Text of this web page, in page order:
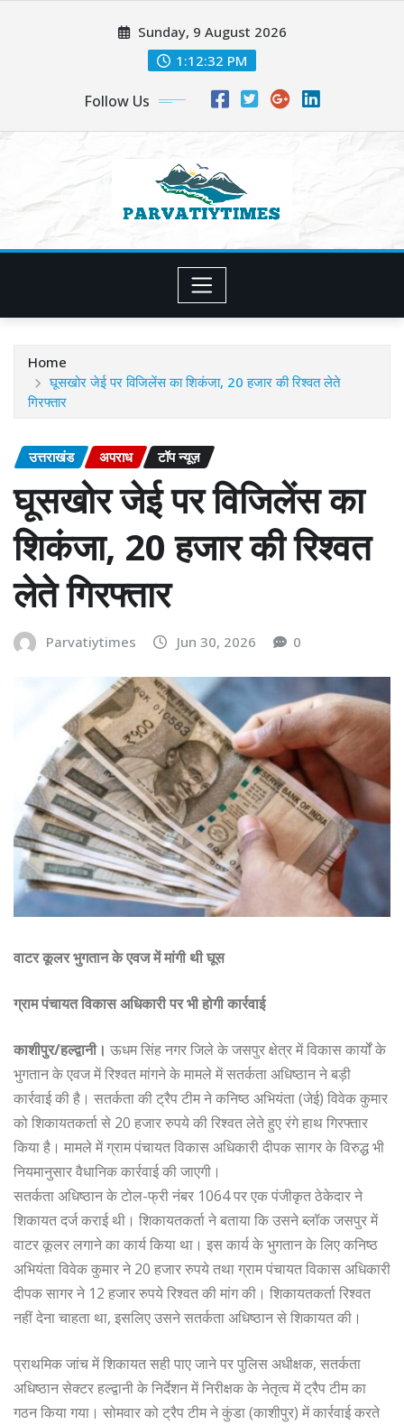
Sunday, 9 August 2026
1:12:33 PM
Follow Us
Home
घूसखोर जेई पर विजिलेंस का शिकंजा, 20 हजार की रिश्वत लेते
गिरफ्तार
उत्तराखंड अपराध टॉप न्यूज़
घूसखोर जेई पर विजिलेंस का
शिकंजा, 20 हजार की रिश्वत
लेते गिरफ्तार
Parvatiytimes Jun 30, 2026 0
वाटर कूलर भुगतान के एवज में मांगी थी घूस
ग्राम पंचायत विकास अधिकारी पर भी होगी कार्रवाई
काशीपुर/हल्द्वानी। ऊधम सिंह नगर जिले के जसपुर क्षेत्र में विकास कार्यों के
भुगतान के एवज में रिश्वत मांगने के मामले में सतर्कता अधिष्ठान ने बड़ी
कार्रवाई की है। सतर्कता की ट्रैप टीम ने कनिष्ठ अभियंता (जेई) विवेक कुमार
को शिकायतकर्ता से 20 हजार रुपये की रिश्वत लेते हुए रंगे हाथ गिरफ्तार
किया है। मामले में ग्राम पंचायत विकास अधिकारी दीपक सागर के विरुद्ध भी
नियमानुसार वैधानिक कार्रवाई की जाएगी।
सतर्कता अधिष्ठान के टोल-फ्री नंबर 1064 पर एक पंजीकृत ठेकेदार ने
शिकायत दर्ज कराई थी। शिकायतकर्ता ने बताया कि उसने ब्लॉक जसपुर में
वाटर कूलर लगाने का कार्य किया था। इस कार्य के भुगतान के लिए कनिष्ठ
अभियंता विवेक कुमार ने 20 हजार रुपये तथा ग्राम पंचायत विकास अधिकारी
दीपक सागर ने 12 हजार रुपये रिश्वत की मांग की। शिकायतकर्ता रिश्वत
नहीं देना चाहता था, इसलिए उसने सतर्कता अधिष्ठान से शिकायत की।
प्राथमिक जांच में शिकायत सही पाए जाने पर पुलिस अधीक्षक, सतर्कता
अधिष्ठान सेक्टर हल्द्वानी के निर्देशन में निरीक्षक के नेतृत्व में ट्रैप टीम का
गठन किया गया। सोमवार को ट्रैप टीम ने कुंडा (काशीपुर) में कार्रवाई करते